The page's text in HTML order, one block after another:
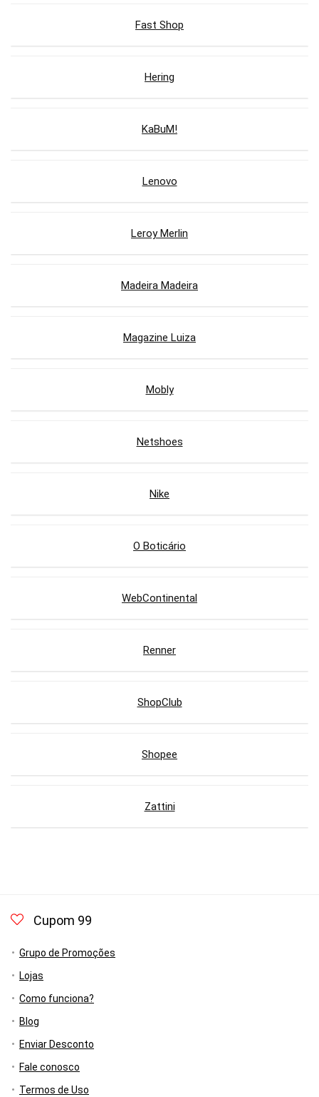
Fast Shop
Hering
KaBuM!
Lenovo
Leroy Merlin
Madeira Madeira
Magazine Luiza
Mobly
Netshoes
Nike
O Boticário
WebContinental
Renner
ShopClub
Shopee
Zattini
Cupom 99
Grupo de Promoções
Lojas
Como funciona?
Blog
Enviar Desconto
Fale conosco
Termos de Uso